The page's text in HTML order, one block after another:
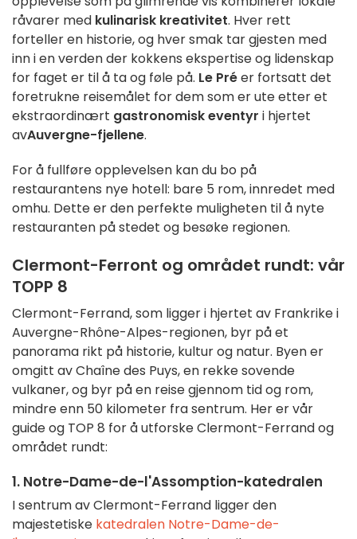
råvarer med kulinarisk kreativitet. Hver rett
forteller en historie, og hver smak tar gjesten med
inn i en verden der kokkens ekspertise og lidenskap
for faget er til å ta og føle på. Le Préer fortsatt det
foretrukne reisemålet for dem som er ute etter et
ekstraordinært gastronomisk eventyr i hjertet
avAuvergne-fjellene.
For å fullføre opplevelsen kan du bo på
restaurantens nye hotell: bare 5 rom, innredet med
omhu. Dette er den perfekte muligheten til å nyte
restauranten på stedet og besøke regionen.
Clermont-Ferront og området rundt: vår
TOPP 8
Clermont-Ferrand, som ligger i hjertet av Frankrike i
Auvergne-Rhône-Alpes-regionen, byr på et
panorama rikt på historie, kultur og natur. Byen er
omgitt av Chaîne des Puys, en rekke sovende
vulkaner, og byr på en reise gjennom tid og rom,
mindre enn 50 kilometer fra sentrum. Her er vår
guide og TOP 8 for å utforske Clermont-Ferrand og
området rundt:
1. Notre-Dame-de-l'Assomption-katedralen
I sentrum av Clermont-Ferrand ligger den
majestetiske katedralen Notre-Dame-de-